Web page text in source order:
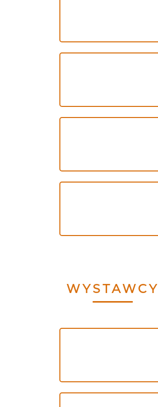
WYSTAWCY